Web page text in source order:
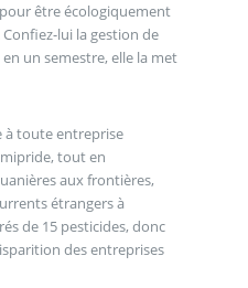
être écologiquement
lui la gestion de
un semestre, elle la met
à toute entreprise
tout en
aux frontières,
étrangers à
de 15 pesticides, donc
des entreprises